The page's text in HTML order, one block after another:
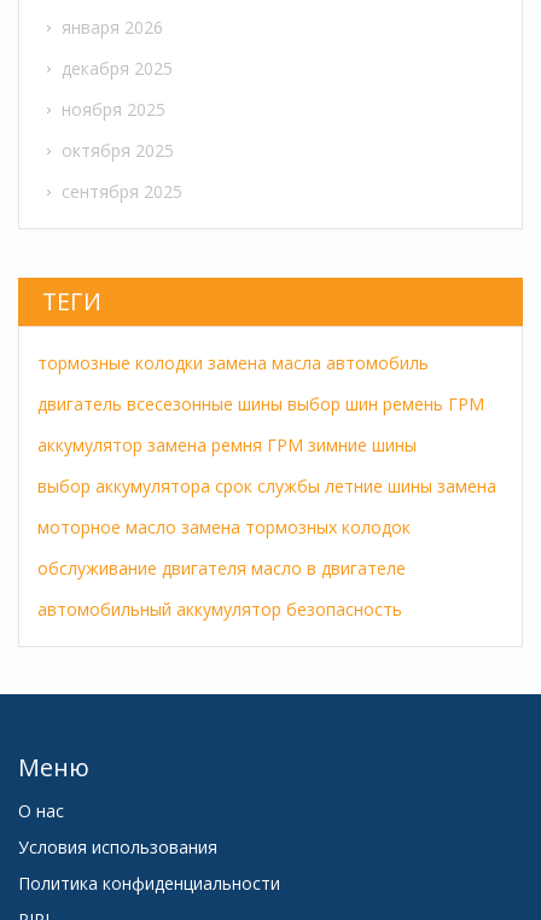
января 2026
декабря 2025
ноября 2025
октября 2025
сентября 2025
ТЕГИ
тормозные колодки замена масла автомобиль
двигатель всесезонные шины выбор шин ремень ГРМ
аккумулятор замена ремня ГРМ зимние шины
выбор аккумулятора срок службы летние шины замена
моторное масло замена тормозных колодок
обслуживание двигателя масло в двигателе
автомобильный аккумулятор безопасность
Меню
О нас
Условия использования
Политика конфиденциальности